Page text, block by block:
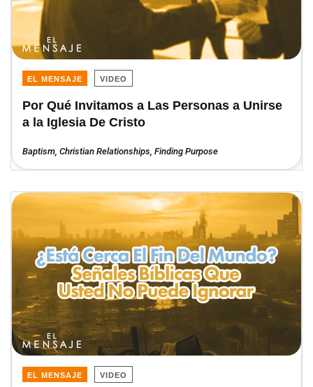
EL MENSAJE VIDEO
Por Qué Invitamos a Las Personas a Unirse
a la Iglesia De Cristo
Baptism Christian Relationships Finding Purpose
EL MENSAJE VIDEO